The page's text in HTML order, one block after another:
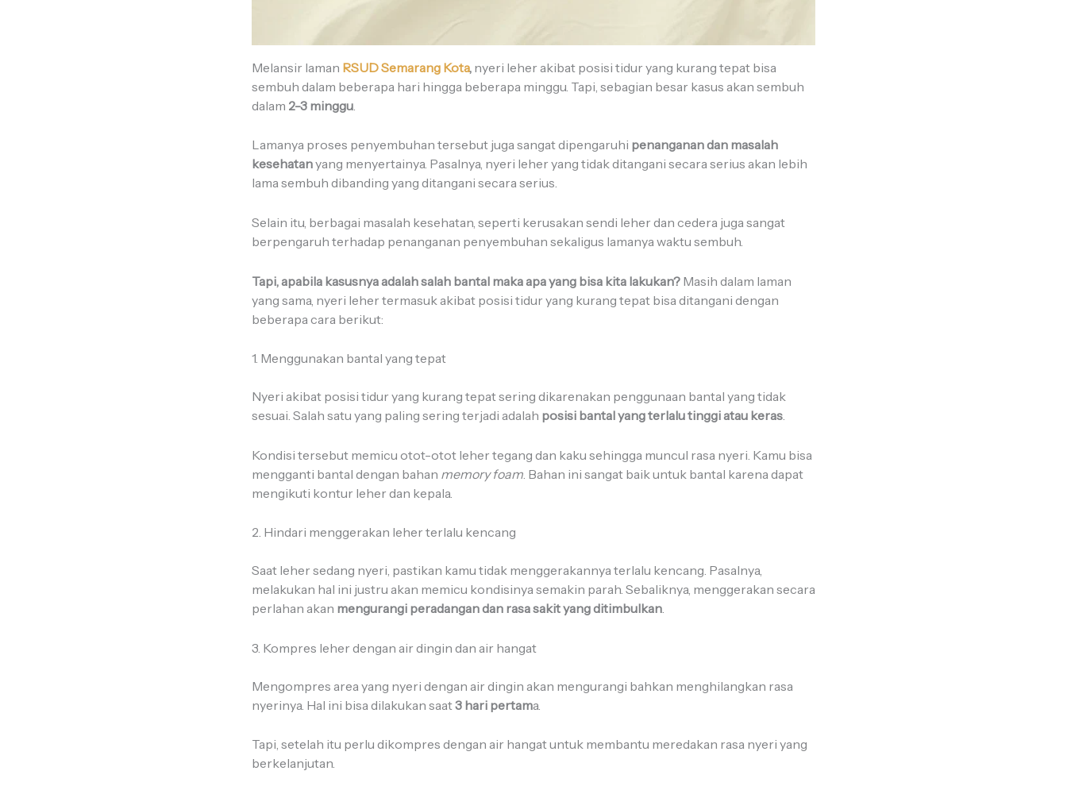
Melansir laman RSUD Semarang Kota, nyeri leher akibat posisi tidur yang kurang tepat bisa
sembuh dalam beberapa hari hingga beberapa minggu. Tapi, sebagian besar kasus akan sembuh
dalam 2-3 minggu
Lamanya proses penyembuhan tersebut juga sangat dipengaruhi penanganan dan masalah
kesehatanyang menyertainya. Pasalnya, nyeri leher yang tidak ditangani secara serius akan lebih
lama sembuh dibanding yang ditangani secara serius.
Selain itu, berbagai masalah kesehatan, seperti kerusakan sendi leher dan cedera juga sangat
berpengaruh terhadap penanganan penyembuhan sekaligus lamanya waktu sembuh.
Tapi, apabila kasusnya adalah salah bantal maka apa yang bisa kita lakukan? Masih dalam laman
yang sama, nyeri leher termasuk akibat posisi tidur yang kurang tepat bisa ditangani dengan
beberapa cara berikut:
1. Menggunakan bantal yang tepat
Nyeri akibat posisi tidur yang kurang tepat sering dikarenakan penggunaan bantal yang tidak
sesuai. Salah satu yang paling sering terjadi adalah posisi bantal yang terlalu tinggi atau keras.
Kondisi tersebut memicu otot-otot leher tegang dan kaku sehingga muncul rasa nyeri. Kamu bisa
mengganti bantal dengan bahan memory foam . Bahan ini sangat baik untuk bantal karena dapat
mengikuti kontur leher dan kepala.
2. Hindari menggerakan leher terlalu kencang
Saat leher sedang nyeri, pastikan kamu tidak menggerakannya terlalu kencang. Pasalnya,
melakukan hal ini justru akan memicu kondisinya semakin parah. Sebaliknya, menggerakan secara
perlahan akan mengurangi peradangan dan rasa sakit yang ditimbulkan.
3. Kompres leher dengan air dingin dan air hangat
Mengompres area yang nyeri dengan air dingin akan mengurangi bahkan menghilangkan rasa
nyerinya. Hal ini bisa dilakukan saat3 hari pertama.
Tapi, setelah itu perlu dikompres dengan air hangat untuk membantu meredakan rasa nyeri yang
berkelanjutan.